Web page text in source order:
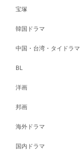
宝塚
韓国ドラマ
中国・台湾・タイドラマ
BL
洋画
邦画
海外ドラマ
国内ドラマ